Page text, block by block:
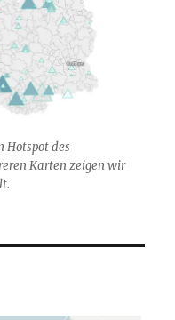
Hotspot des
Karten zeigen wir